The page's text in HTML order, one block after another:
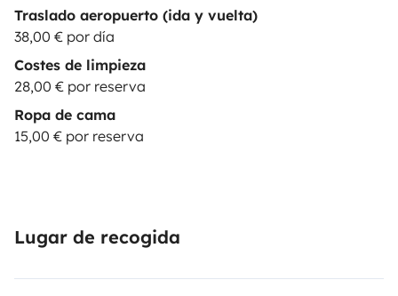
Traslado aeropuerto (ida y vuelta)
38,00 € por día
Costes de limpieza
28,00 € por reserva
Ropa de cama
15,00 € por reserva
Lugar de recogida